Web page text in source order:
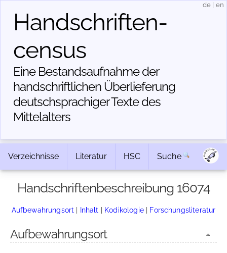
Handschriften­
census
Eine Bestandsaufnahme der
handschriftlichen Über­lieferung
deutschsprachiger Texte des
Mittelalters
de en
Verzeichnisse Literatur HSC Suche
Handschriftenbeschreibung 16074
Aufbewahrungsort | Inhalt | Kodikologie| Forschungsliteratur
Aufbewahrungsort